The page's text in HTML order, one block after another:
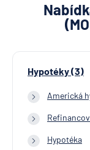
Hypotéky (3)
Americká
Hypotéka